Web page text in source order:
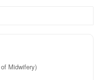
Midwifery)